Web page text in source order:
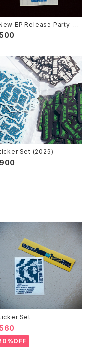
New EP Release Party」Pa
Sticker (無記入ver)
Set (2026)
Set